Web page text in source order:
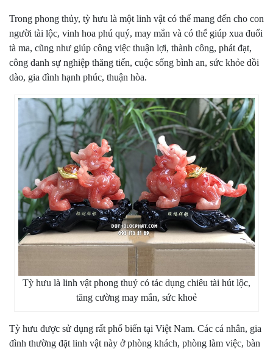
Trong phong thủy, tỳ hưu là một linh vật có thể mang đến cho con
người tài lộc, vinh hoa phú quý, may mắn và có thể giúp xua đuổi
tà ma, cũng như giúp công việc thuận lợi, thành công, phát đạt,
công danh sự nghiệp thăng tiến, cuộc sống bình an, sức khỏe dồi
dào, gia đình hạnh phúc, thuận hòa.
Tỳ hưu là linh vật phong thuỷ có tác dụng chiêu tài hút lộc,
tăng cường may mắn, sức khoẻ
Tỳ hưu được sử dụng rất phổ biến tại Việt Nam. Các cá nhân, gia
đình thường đặt linh vật này ở phòng khách, phòng làm việc, bàn